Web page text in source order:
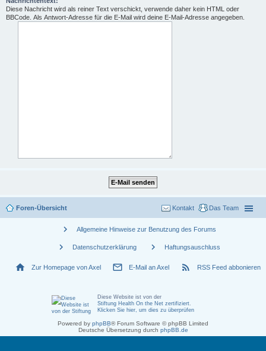
Diese Nachricht wird als reiner Text verschickt, verwende daher kein HTML oder
BBCode. Als Antwort-Adresse für die E-Mail wird deine E-Mail-Adresse angegeben.
Foren-Übersicht Das Team
Kontakt
chevron_right Allgemeine Hinweise zur Benutzung des Forums
chevron_right Datenschutzerklärung chevron_right Haftungsauschluss
home Zur Homepage von Axel mail_outline E-Mail an Axel rss_feed RSS Feed abbonieren
Diese Website ist von der
Stiftung Health On the Net zertifiziert.
Klicken Sie hier, um dies zu überprüfen
Powered by phpBB® Forum Software © phpBB Limited
Deutsche Übersetzung durch phpBB.de